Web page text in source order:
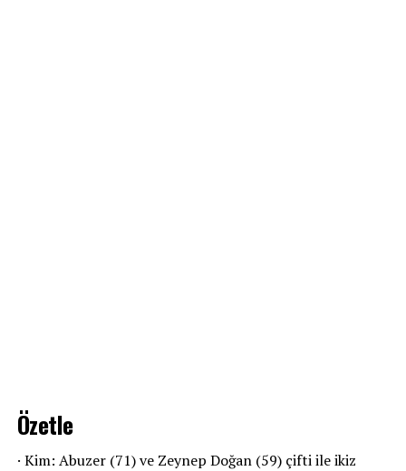
Özetle
· Kim: Abuzer (71) ve Zeynep Doğan (59) çifti ile ikiz